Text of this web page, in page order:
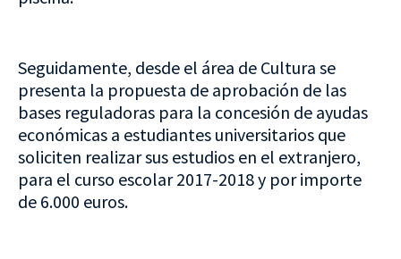
Seguidamente, desde el área de Cultura se
presenta la propuesta de aprobación de las
bases reguladoras para la concesión de ayudas
económicas a estudiantes universitarios que
soliciten realizar sus estudios en el extranjero,
para el curso escolar 2017-2018 y por importe
de 6.000 euros.